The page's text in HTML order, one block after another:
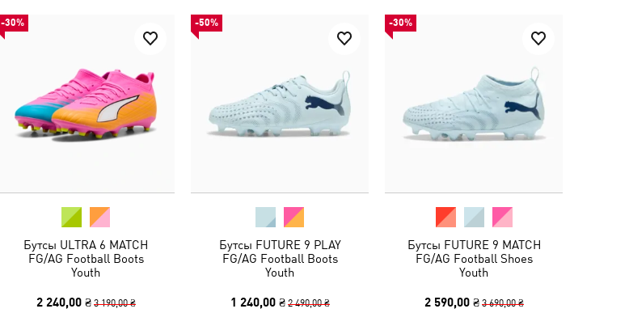
-30%
Бутсы ULTRA 6 MATCH
FG/AG Football Boots
Youth
2 240,00 ₴ 3 190,00 ₴
-50%
Бутсы FUTURE 9 PLAY
FG/AG Football Boots
Youth
1 240,00 ₴ 2 490,00 ₴
-30%
Бутсы FUTURE 9 MATCH
FG/AG Football Shoes
Youth
2 590,00 ₴ 3 690,00 ₴